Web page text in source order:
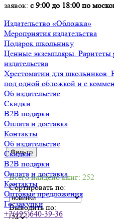
заявок: с 9:00 до 18:00 по
Издательство «Обложка»
Мероприятия издательства
Подарок школьнику
Ценные экземпляры. Раритеты
издательства
Хрестоматии для школьников.
под одной обложкой и с
Об издательстве
Скидки
B2B подарки
Оплата и доставка
Контакты
Об издательстве
Скидки
B2B подарки
Оплата и доставка
Контакты
Оптовые предложения
Госзакупки
+7(495)640-39-36
Фильтр
Всего найдено книг: 252
Сортировать по:
Выводить по: